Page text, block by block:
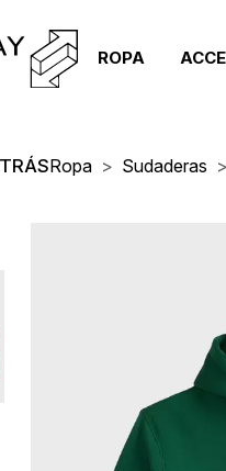
ROPA
Ropa Sudaderas